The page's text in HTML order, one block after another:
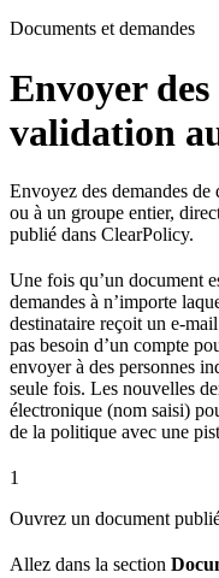
Documents et demandes
Envoyer
validation
Envoyez des demandes de
ou à un groupe entier,
publié dans ClearPolicy.
Une fois qu’un document
demandes à n’importe
destinataire reçoit un e-
pas besoin d’un compte
envoyer à des personnes
seule fois. Les nouvelles
électronique (nom saisi)
de la politique avec une
1
Ouvrez un document
Allez dans la section